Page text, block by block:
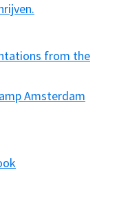
from the
Amsterdam